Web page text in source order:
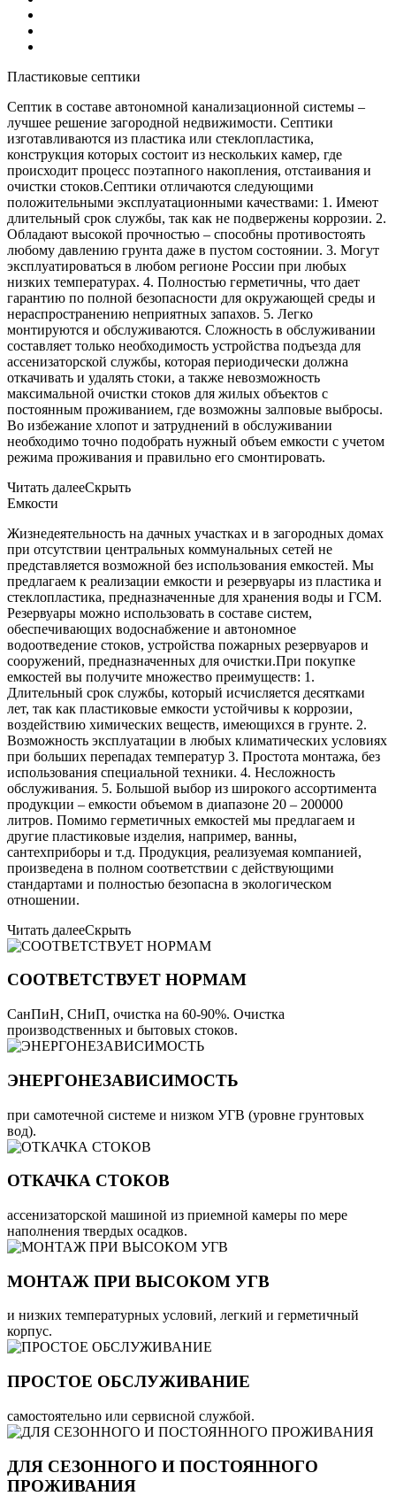
Пластиковые септики
Септик в составе автономной канализационной системы –
лучшее решение загородной недвижимости. Септики
изготавливаются из пластика или стеклопластика,
конструкция которых состоит из нескольких камер, где
происходит процесс поэтапного накопления, отстаивания и
очистки стоков.Септики отличаются следующими
положительными эксплуатационными качествами: 1. Имеют
длительный срок службы, так как не подвержены коррозии. 2.
Обладают высокой прочностью – способны противостоять
любому давлению грунта даже в пустом состоянии. 3. Могут
эксплуатироваться в любом регионе России при любых
низких температурах. 4. Полностью герметичны, что дает
гарантию по полной безопасности для окружающей среды и
нераспространению неприятных запахов. 5. Легко
монтируются и обслуживаются. Сложность в обслуживании
составляет только необходимость устройства подъезда для
ассенизаторской службы, которая периодически должна
откачивать и удалять стоки, а также невозможность
максимальной очистки стоков для жилых объектов с
постоянным проживанием, где возможны залповые выбросы.
Во избежание хлопот и затруднений в обслуживании
необходимо точно подобрать нужный объем емкости с учетом
режима проживания и правильно его смонтировать.
Читать далееСкрыть
Емкости
Жизнедеятельность на дачных участках и в загородных домах
при отсутствии центральных коммунальных сетей не
представляется возможной без использования емкостей. Мы
предлагаем к реализации емкости и резервуары из пластика и
стеклопластика, предназначенные для хранения воды и ГСМ.
Резервуары можно использовать в составе систем,
обеспечивающих водоснабжение и автономное
водоотведение стоков, устройства пожарных резервуаров и
сооружений, предназначенных для очистки.При покупке
емкостей вы получите множество преимуществ: 1.
Длительный срок службы, который исчисляется десятками
лет, так как пластиковые емкости устойчивы к коррозии,
воздействию химических веществ, имеющихся в грунте. 2.
Возможность эксплуатации в любых климатических условиях
при больших перепадах температур 3. Простота монтажа, без
использования специальной техники. 4. Несложность
обслуживания. 5. Большой выбор из широкого ассортимента
продукции – емкости объемом в диапазоне 20 – 200000
литров. Помимо герметичных емкостей мы предлагаем и
другие пластиковые изделия, например, ванны,
сантехприборы и т.д. Продукция, реализуемая компанией,
произведена в полном соответствии с действующими
стандартами и полностью безопасна в экологическом
отношении.
Читать далееСкрыть
СООТВЕТСТВУЕТ НОРМАМ
СанПиН, СНиП, очистка на 60-90%. Очистка
производственных и бытовых стоков.
ЭНЕРГОНЕЗАВИСИМОСТЬ
при самотечной системе и низком УГВ (уровне грунтовых
вод).
ОТКАЧКА СТОКОВ
ассенизаторской машиной из приемной камеры по мере
наполнения твердых осадков.
МОНТАЖ ПРИ ВЫСОКОМ УГВ
и низких температурных условий, легкий и герметичный
корпус.
ПРОСТОЕ ОБСЛУЖИВАНИЕ
самостоятельно или сервисной службой.
ДЛЯ СЕЗОННОГО И ПОСТОЯННОГО
ПРОЖИВАНИЯ